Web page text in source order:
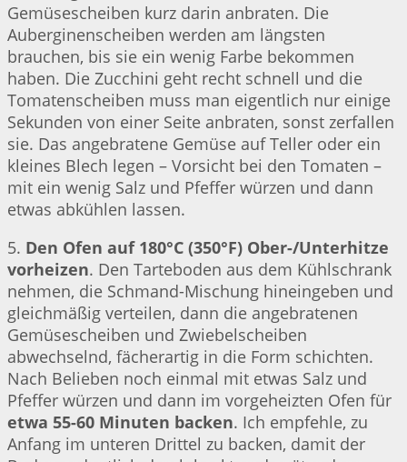
Gemüsescheiben kurz darin anbraten. Die
Auberginenscheiben werden am längsten
brauchen, bis sie ein wenig Farbe bekommen
haben. Die Zucchini geht recht schnell und die
Tomatenscheiben muss man eigentlich nur einige
Sekunden von einer Seite anbraten, sonst zerfallen
sie. Das angebratene Gemüse auf Teller oder ein
kleines Blech legen – Vorsicht bei den Tomaten –
mit ein wenig Salz und Pfeffer würzen und dann
etwas abkühlen lassen.
5. Den Ofen auf 180°C (350°F) Ober-/Unterhitze
vorheizen. Den Tarteboden aus dem Kühlschrank
nehmen, die Schmand-Mischung hineingeben und
gleichmäßig verteilen, dann die angebratenen
Gemüsescheiben und Zwiebelscheiben
abwechselnd, fächerartig in die Form schichten.
Nach Belieben noch einmal mit etwas Salz und
Pfeffer würzen und dann im vorgeheizten Ofen für
etwa 55-60 Minuten backen. Ich empfehle, zu
Anfang im unteren Drittel zu backen, damit der